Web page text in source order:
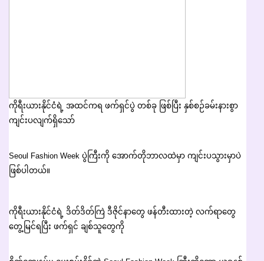
ကိုရီးယားနိုင်ငံရဲ့ အထင်ကရ ဖက်ရှင်ပွဲ တစ်ခု ဖြစ်ပြီး နှစ်စဉ်ခမ်းနားစွာ
ကျင်းပလျက်ရှိသော်
Seoul Fashion Week ပွဲကြီးကို အောက်တိုဘာလထဲမှာ ကျင်းပသွားမှာပဲ
ဖြစ်ပါတယ်။
ကိုရီးယားနိုင်ငံရဲ့ ဒိတ်ဒိတ်ကြဲ ဒီဇိုင်နာတွေ ဖန်တီးထားတဲ့ လက်ရာတွေ
တွေ့မြင်ရပြီး ဖက်ရှင် ချစ်သူတွေကို